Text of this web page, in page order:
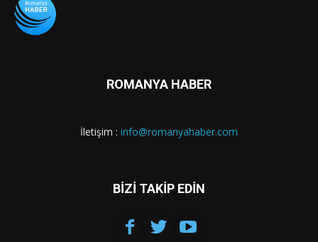
ROMANYA HABER
İletişim : info@romanyahaber.com
BİZİ TAKİP EDİN